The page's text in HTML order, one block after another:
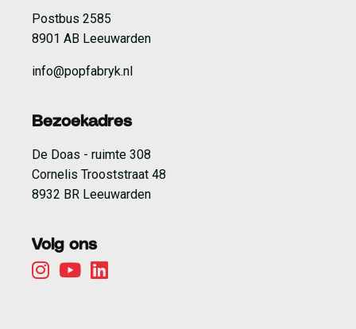
Postbus 2585
8901 AB Leeuwarden
info@popfabryk.nl
Bezoekadres
De Doas - ruimte 308
Cornelis Trooststraat 48
8932 BR Leeuwarden
Volg ons